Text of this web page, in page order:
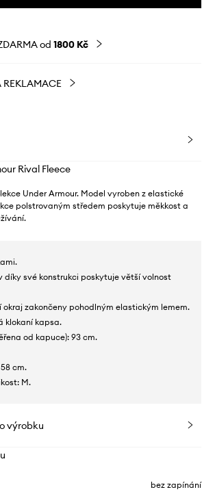
od 1800 Kč
Rival Fleece
Under Armour. Model vyroben z elastické
polstrovaným středem poskytuje měkkost a
díky své konstrukci poskytuje větší volnost
okraj zakončeny pohodlným elastickým lemem.
klokaní kapsa.
od kapuce): 93 cm.
cm.
M.
výrobku
bez zapínání